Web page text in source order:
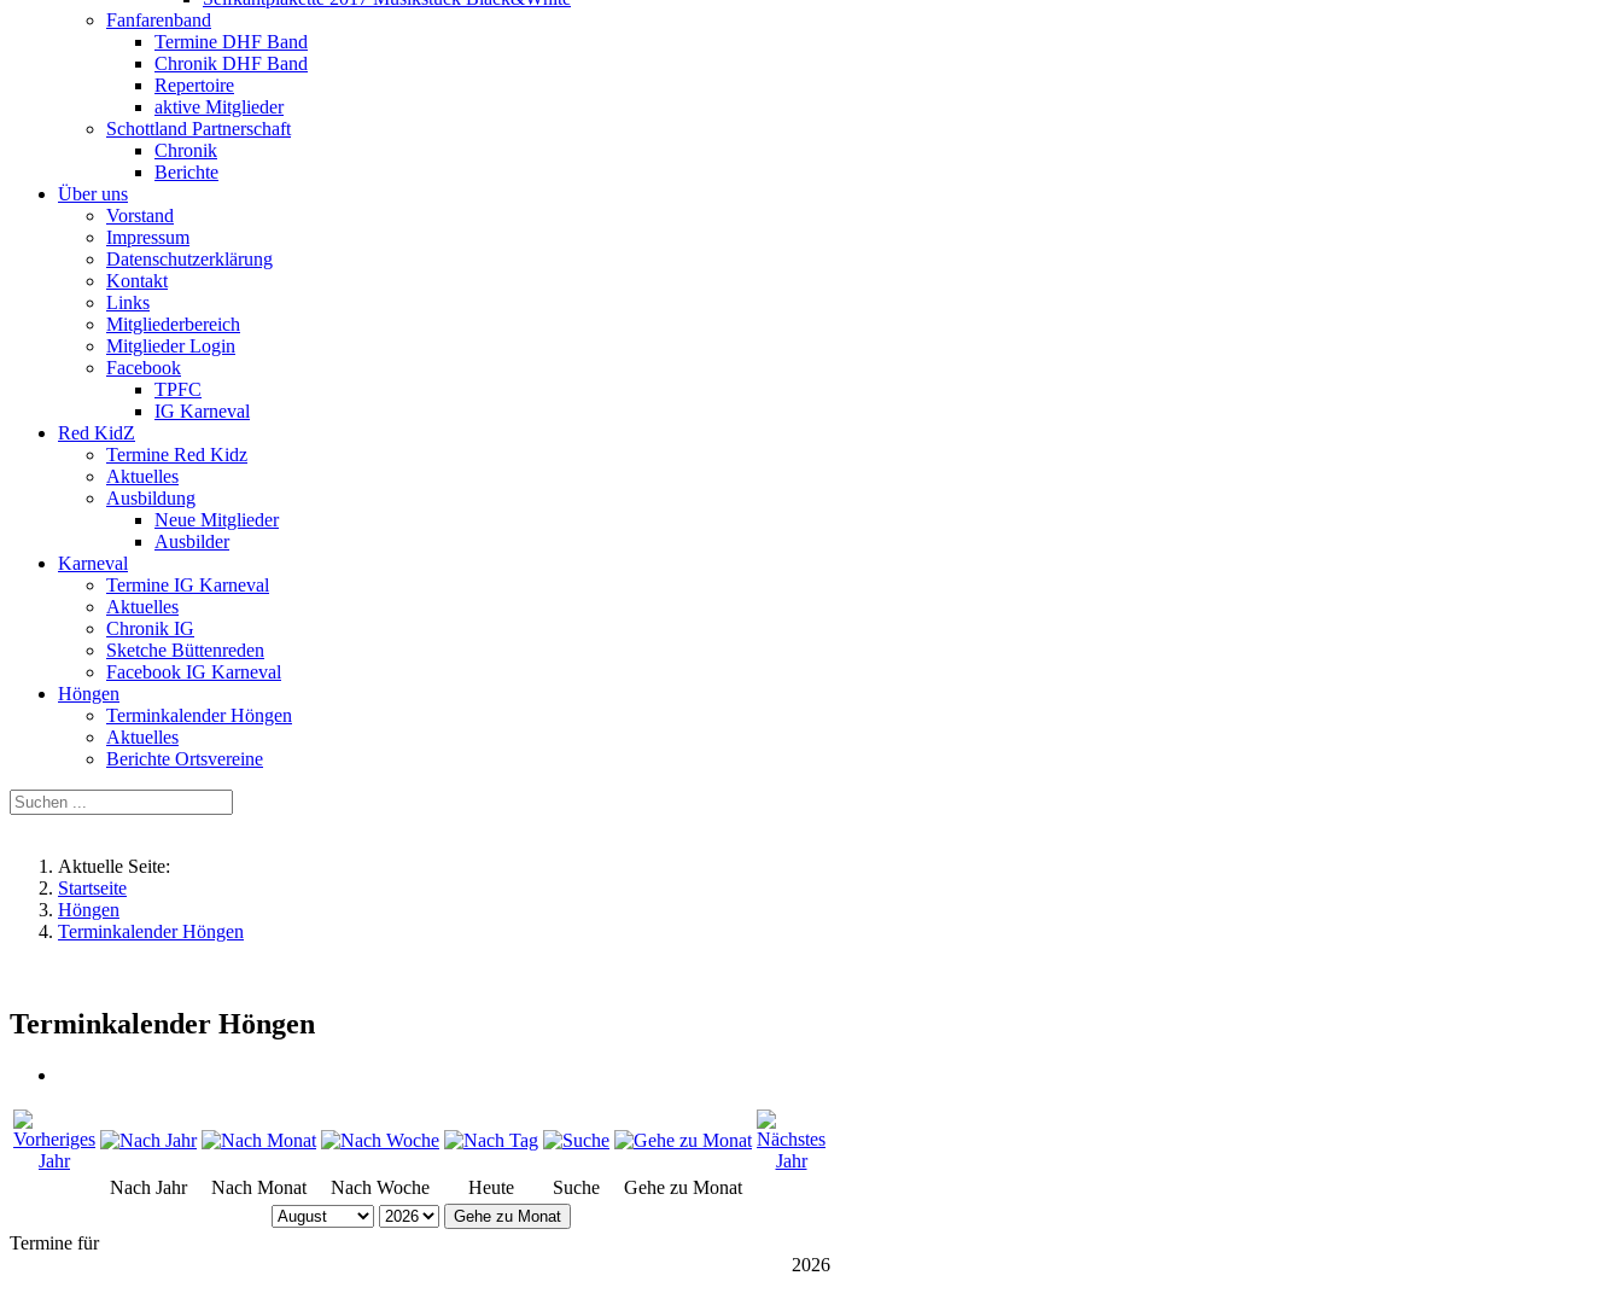
Fanfarenband
Termine DHF Band
Chronik DHF Band
Repertoire
aktive Mitglieder
Schottland Partnerschaft
Chronik
Berichte
Über uns
Vorstand
Impressum
Datenschutzerklärung
Kontakt
Links
Mitgliederbereich
Mitglieder Login
Facebook
TPFC
IG Karneval
Red KidZ
Termine Red Kidz
Aktuelles
Ausbildung
Neue Mitglieder
Ausbilder
Karneval
Termine IG Karneval
Aktuelles
Chronik IG
Sketche Büttenreden
Facebook IG Karneval
Höngen
Terminkalender Höngen
Aktuelles
Berichte Ortsvereine
Aktuelle Seite:
Startseite
Höngen
Terminkalender Höngen
Terminkalender Höngen
Nach Jahr Nach Monat Nach Woche Heute Suche Gehe zu Monat
Gehe zu Monat
Termine für
2026